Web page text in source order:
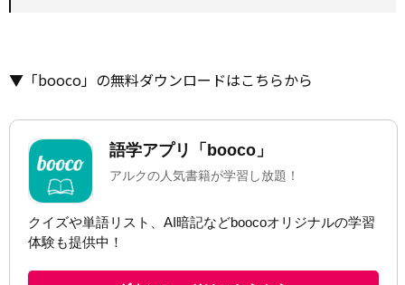
▼「booco」の無料ダウンロードはこちらから